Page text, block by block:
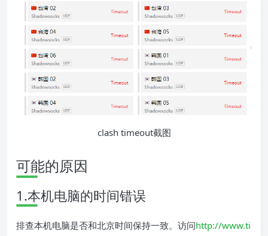
clash timeout截图
可能的原因
1.本机电脑的时间错误
排查本机电脑是否和北京时间保持一致。访问http://www.ti